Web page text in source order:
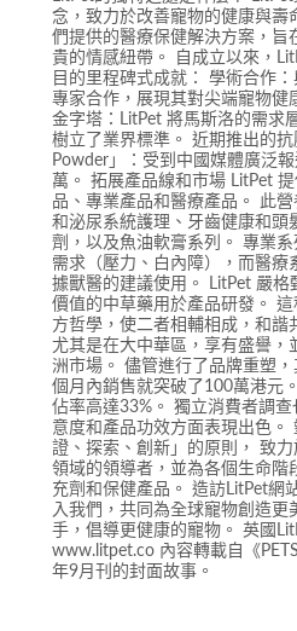
念，致力於改善寵物的健康與壽
們提供的醫療保健解決方案，旨
貴的情感紐帶。 自成立以來，
目的里程碑式成就： 學術合作
專家合作，展現其對尖端寵物健
金字塔：LitPet 將馬斯洛的需求
樹立了業界標準。 近期推出的
Powder」：受到中國媒體廣泛
萬。 拓展產品線和市場 LitPet
品、專業產品和醫療產品。 此
和泌尿系統護理、牙齒健康和頭
劑，以及魚油軟膏系列。 專業
需求（壓力、白內障），而醫療
據獸醫的建議使用。 LitPet 嚴
價值的中草藥用於產品研發。
方哲學，使二者相輔相成，和諧
尤其是在大中華區，享有盛譽，
洲市場。 儘管進行了品牌重塑
個月內銷售就突破了100萬港元
佔率高達33%。 獨立消費者調
意度和產品功效方面表現出色。
證、探索、創新」的原則， 致
領域的領導者，並為各個生命階
充劑和保健產品。 造訪LitPet網
入我們，共同為全球寵物創造
手，倡導更健康的寵物。 英國
www.litpet.co 內容轉載自《
年9月刊的封面故事。